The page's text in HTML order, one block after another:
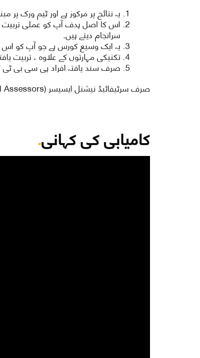
یہ نتائج پر مرکوز ہے اور ٹیم ورک پر
اس کا اصل ہدف آپ کو عملی تربیت
سرانجام دیتے ہیں۔
یہ ایک وسیع کورس ہے جو آپ کو اس
تکنیکی مہارتوں کے علاوہ ، تربیت
صرف سند یافتہ افراد ہی سی بی ٹی
صرف سرٹیفائیڈ نیشنل ایسیسر (National Assessors) ہی سی بی ٹ ایسیسمنٹ منعقد کرسکتے ہیں
کامیابی کی کہانی.